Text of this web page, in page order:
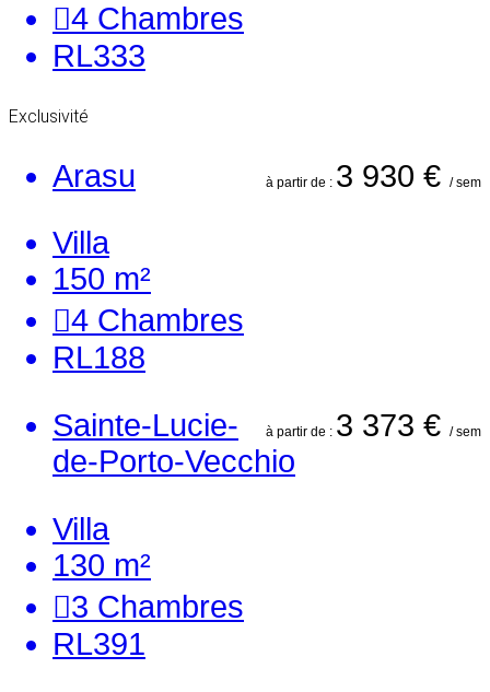
4 Chambres
RL333
Exclusivité
à partir de : 3 930 € / sem
Arasu
Villa
150 m²
4 Chambres
RL188
à partir de : 3 373 € / sem
Sainte-Lucie-
de-Porto-Vecchio
Villa
130 m²
3 Chambres
RL391